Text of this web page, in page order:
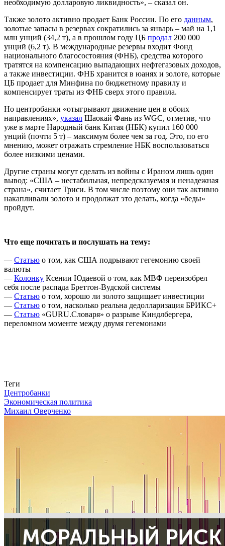
необходимую долларовую ликвидность», – сказал он.
Также золото активно продает Банк России. По его данным,
золотые запасы в резервах сократились за январь – май на 1,1
млн унций (34,2 т), а в прошлом году ЦБ продал 200 000
унций (6,2 т). В международные резервы входит Фонд
национального благосостояния (ФНБ), средства которого
тратятся на компенсацию выпадающих нефтегазовых доходов,
а также инвестиции. ФНБ хранится в юанях и золоте, которые
ЦБ продает для Минфина по бюджетному правилу и
компенсирует траты из ФНБ сверх этого правила.
Но центробанки «отыгрывают движение цен в обоих
направлениях», указал Шаокай Фань из WGC, отметив, что
уже в марте Народный банк Китая (НБК) купил 160 000
унций (почти 5 т) – максимум более чем за год. Это, по его
мнению, может отражать стремление НБК воспользоваться
более низкими ценами.
Другие страны могут сделать из войны с Ираном лишь один
вывод: «США – нестабильная, непредсказуемая и ненадежная
страна», считает Триси. В том числе поэтому они так активно
накапливали золото и продолжат это делать, когда «беды»
пройдут.
Что еще почитать и послушать на тему:
— Статью о том, как США подрывают гегемонию своей
валюты
— Колонку Ксении Юдаевой о том, как МВФ переизобрел
себя после распада Бреттон-Вудской системы
— Статью о том, хорошо ли золото защищает инвестиции
— Статью о том, насколько реальна дедолларизация БРИКС+
— Статью «GURU.Словаря» о разрыве Киндлбергера,
переломном моменте между двумя гегемонами
Теги
Центробанки
Экономическая политика
Михаил Оверченко